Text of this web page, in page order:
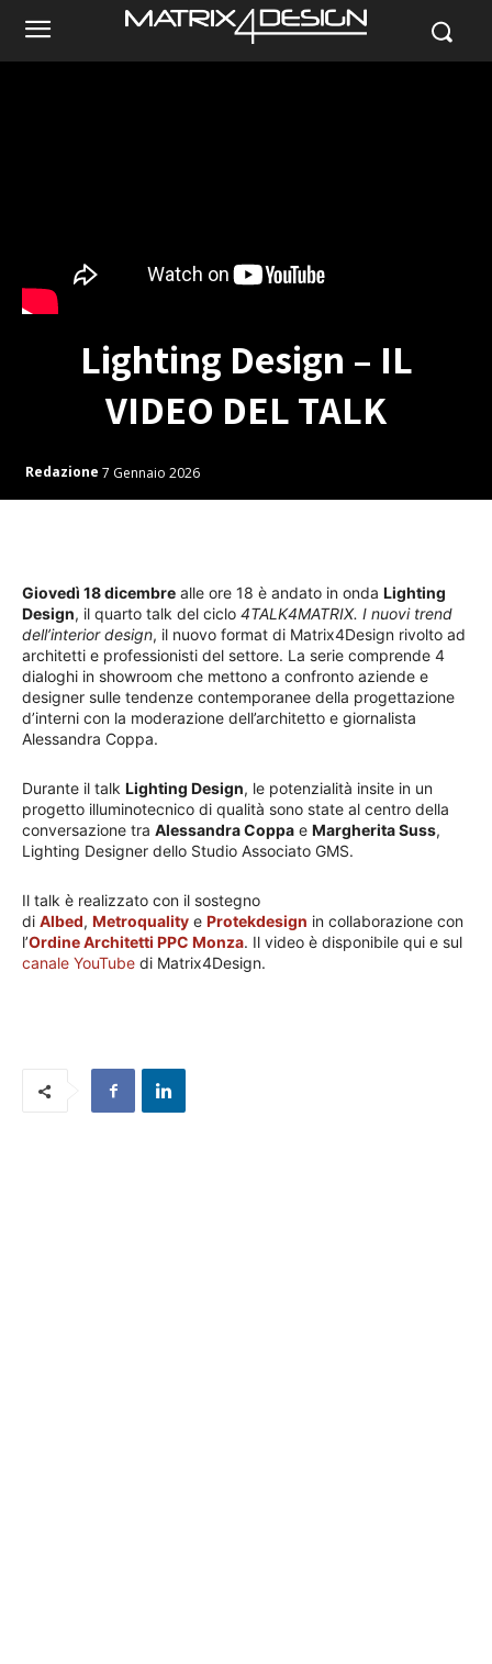
Lighting Design – IL
VIDEO DEL TALK
Redazione 7 Gennaio 2026
Giovedì 18 dicembre alle ore 18 è andato in onda Lighting
Design, il quarto talk del ciclo 4TALK4MATRIX. I nuovi trend
dell’interior design, il nuovo format di Matrix4Design rivolto ad
architetti e professionisti del settore. La serie comprende 4
dialoghi in showroom che mettono a confronto aziende e
designer sulle tendenze contemporanee della progettazione
d’interni con la moderazione dell’architetto e giornalista
Alessandra Coppa.
Durante il talk Lighting Design, le potenzialità insite in un
progetto illuminotecnico di qualità sono state al centro della
conversazione tra Alessandra Coppa e Margherita Suss,
Lighting Designer dello Studio Associato GMS.
Il talk è realizzato con il sostegno
di Albed, Metroquality e Protekdesign in collaborazione con
l’Ordine Architetti PPC Monza. Il video è disponibile qui e sul
canale YouTube di Matrix4Design.